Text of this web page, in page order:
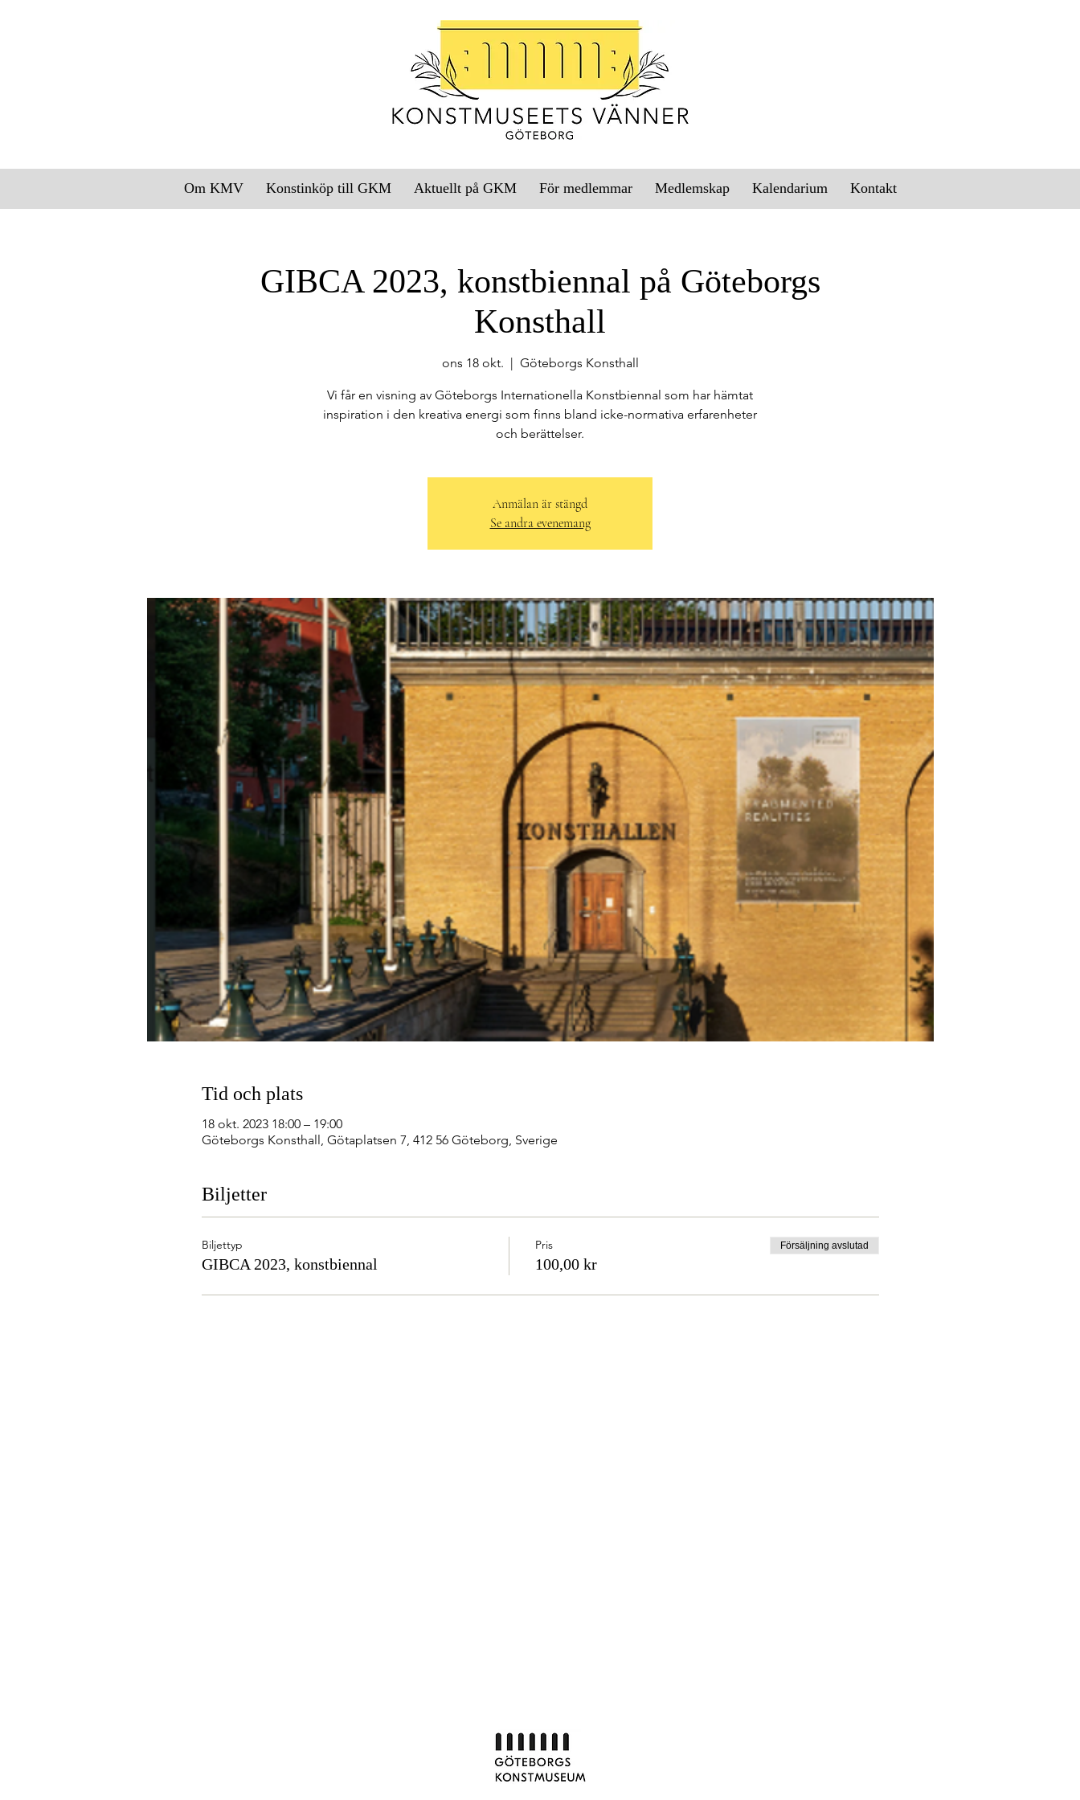
Om KMV Konstinköp till GKM Aktuellt på GKM För medlemmar Medlemskap Kalendarium Kontakt
GIBCA 2023, konstbiennal på Göteborgs
Konsthall
ons 18 okt.
  |
Göteborgs Konsthall
Vi får en visning av Göteborgs Internationella Konstbiennal som har hämtat
inspiration i den kreativa energi som finns bland icke-normativa erfarenheter
och berättelser.
Anmälan är stängd
Se andra evenemang
Tid och plats
18 okt. 2023 18:00 – 19:00
Göteborgs Konsthall, Götaplatsen 7, 412 56 Göteborg, Sverige
Biljetter
Biljettyp
GIBCA 2023, konstbiennal
Pris
100,00 kr
Försäljning avslutad